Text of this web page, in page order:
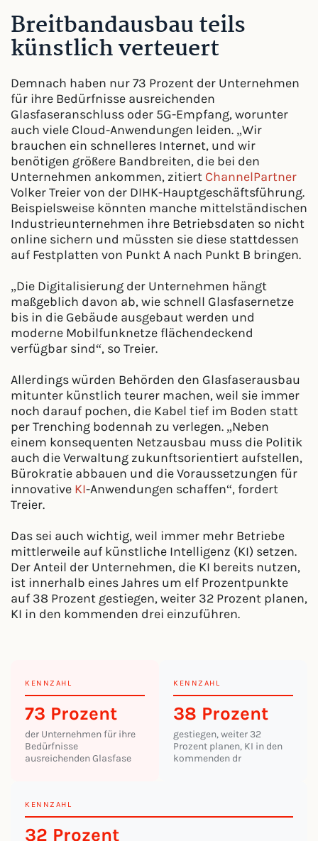
Breitbandausbau teils
künstlich verteuert
Demnach haben nur 73 Prozent der Unternehmen
für ihre Bedürfnisse ausreichenden
Glasfaseranschluss oder 5G-Empfang, worunter
auch viele Cloud-Anwendungen leiden. „Wir
brauchen ein schnelleres Internet, und wir
benötigen größere Bandbreiten, die bei den
Unternehmen ankommen, zitiert ChannelPartner
Volker Treier von der DIHK-Hauptgeschäftsführung.
Beispielsweise könnten manche mittelständischen
Industrieunternehmen ihre Betriebsdaten so nicht
online sichern und müssten sie diese stattdessen
auf Festplatten von Punkt A nach Punkt B bringen.
„Die Digitalisierung der Unternehmen hängt
maßgeblich davon ab, wie schnell Glasfasernetze
bis in die Gebäude ausgebaut werden und
moderne Mobilfunknetze flächendeckend
verfügbar sind“, so Treier.
Allerdings würden Behörden den Glasfaserausbau
mitunter künstlich teurer machen, weil sie immer
noch darauf pochen, die Kabel tief im Boden statt
per Trenching bodennah zu verlegen. „Neben
einem konsequenten Netzausbau muss die Politik
auch die Verwaltung zukunftsorientiert aufstellen,
Bürokratie abbauen und die Voraussetzungen für
innovative KI-Anwendungen schaffen“, fordert
Treier.
Das sei auch wichtig, weil immer mehr Betriebe
mittlerweile auf künstliche Intelligenz (KI) setzen.
Der Anteil der Unternehmen, die KI bereits nutzen,
ist innerhalb eines Jahres um elf Prozentpunkte
auf 38 Prozent gestiegen, weiter 32 Prozent planen,
KI in den kommenden drei einzuführen.
KENNZAHL
73 Prozent
der Unternehmen für ihre
Bedürfnisse
ausreichenden Glasfase
KENNZAHL
38 Prozent
gestiegen, weiter 32
Prozent planen, KI in den
kommenden dr
KENNZAHL
32 Prozent